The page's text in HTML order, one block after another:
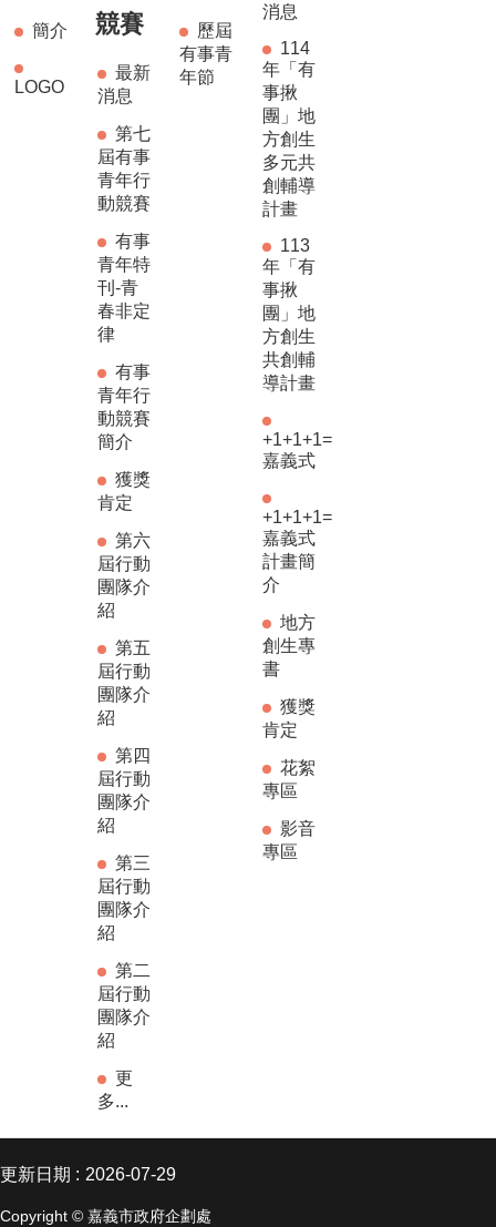
簡介
LOGO
競賽
最新
消息
第七
屆有事
青年行
動競賽
有事
青年特
刊-青
春非定
律
有事
青年行
動競賽
簡介
獲獎
肯定
第六
屆行動
團隊介
紹
第五
屆行動
團隊介
紹
第四
屆行動
團隊介
紹
第三
屆行動
團隊介
紹
第二
屆行動
團隊介
紹
更
多...
歷屆
有事青
年節
消息
114
年「有
事揪
團」地
方創生
多元共
創輔導
計畫
113
年「有
事揪
團」地
方創生
共創輔
導計畫
+1+1+1=
嘉義式
+1+1+1=
嘉義式
計畫簡
介
地方
創生專
書
獲獎
肯定
花絮
專區
影音
專區
更新日期 2026-07-29
Copyright © 嘉義市政府企劃處